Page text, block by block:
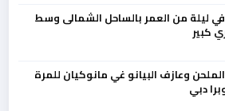
ليلة من العمر بالساحل الشمالى وسط
كبير
وعازف البيانو غي مانوكيان للمرة
دبي